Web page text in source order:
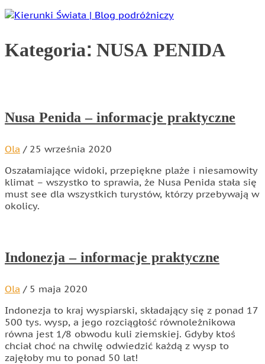
Kategoria:NUSA PENIDA
Nusa Penida – informacje praktyczne
Ola / 25 września 2020
Oszałamiające widoki, przepiękne plaże i niesamowity
klimat – wszystko to sprawia, że Nusa Penida stała się
must see dla wszystkich turystów, którzy przebywają w
okolicy.
Indonezja – informacje praktyczne
Ola / 5 maja 2020
Indonezja to kraj wyspiarski, składający się z ponad 17
500 tys. wysp, a jego rozciągłość równoleżnikowa
równa jest 1/8 obwodu kuli ziemskiej. Gdyby ktoś
chciał choć na chwilę odwiedzić każdą z wysp to
zajęłoby mu to ponad 50 lat!